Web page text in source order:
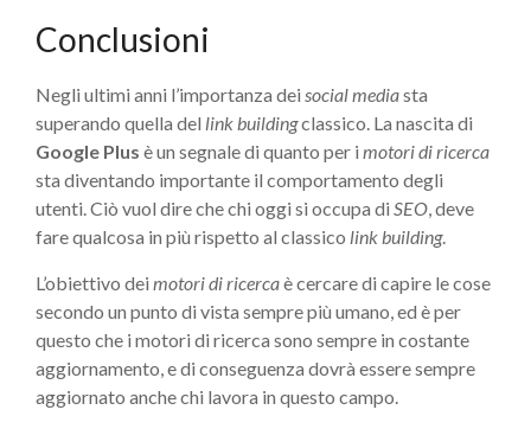
Conclusioni
Negli ultimi anni l’importanza dei social mediasta
superando quella del link buildingclassico. La nascita di
Google Plus è un segnale di quanto per i motori di ricerca
sta diventando importante il comportamento degli
utenti. Ciò vuol dire che chi oggi si occupa di SEO, deve
fare qualcosa in più rispetto al classico link building.
L’obiettivo dei motori di ricercaè cercare di capire le cose
secondo un punto di vista sempre più umano, ed è per
questo che i motori di ricerca sono sempre in costante
aggiornamento, e di conseguenza dovrà essere sempre
aggiornato anche chi lavora in questo campo.